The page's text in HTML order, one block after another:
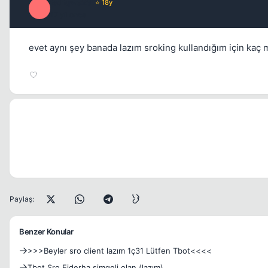
⭐ 18y
evet aynı şey banada lazım sroking kullandığım için
Paylaş:
Benzer Konular
>>>Beyler sro client lazım 1ç31 Lütfen Tbot<<<<